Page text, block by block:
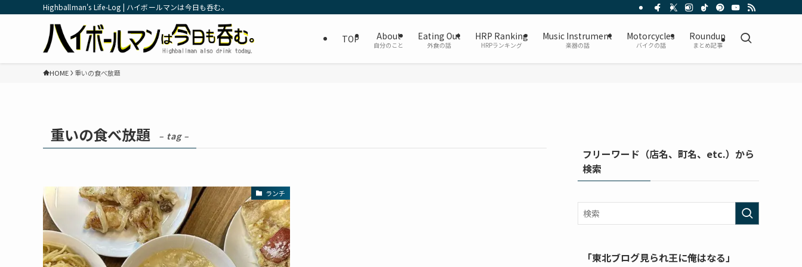
Highballman's Life-Log | ハイボールマンは今日も呑む。
TOP About
自分のこと
Eating Out
外食の話
HRP Ranking
HRPランキング
Music Instrument
楽器の話
Motorcycles
バイクの話
Roundup
まとめ記事
HOME 重いの食べ放題
重いの食べ放題 – tag –
ランチ
フリーワード（店名、町名、etc.）から
検索
「東北ブログ見られ王に俺はなる」